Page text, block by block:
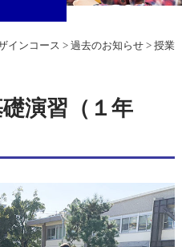
インコース > 過去のお知らせ> 授業
演習（１年